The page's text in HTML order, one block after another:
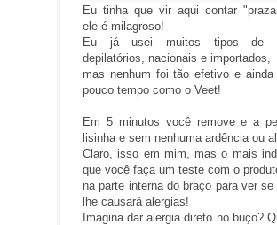
Eu tinha que vir aqui contar
ele é milagroso!
Eu já usei muitos tipos de
depilatórios, nacionais e importados,
mas nenhum foi tão efetivo e
pouco tempo como o Veet!
Em 5 minutos você remove e a
lisinha e sem nenhuma ardência ou
Claro, isso em mim, mas o mais
que você faça um teste com o
na parte interna do braço para ver se
lhe causará alergias!
Imagina dar alergia direto no buço?